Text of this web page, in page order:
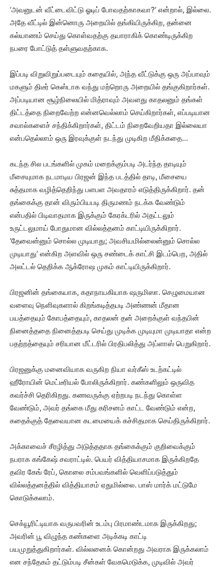
‘அவனுடன் வீட்டைவிட்டு ஓடிப் போவதற்காகவா?’ என்றால், இல்லை.
அதே வீட்டில் இன்னொரு அறையில் தங்கியிருக்கிற, தன்னை
கல்யாணம் செய்து கொள்வதற்கு தயாராகிக் கொண்டிருக்கிற
நபரை போட்டுத் தள்ளுவதற்காக.
இப்படி விறுவிறுப்படையும் கதையில், அந்த வீட்டுக்கு ஒரு அப்பாவும்
மகளும் திடீர் கெஸ்டாக வந்து மற்றொரு அறையில் தங்குகிறார்கள்.
அப்படியான சூழ்நிலையில் மித்ராவும் அவளது காதலனும் தங்கள்
திட்டத்தை நிறைவேற்ற என்னவெல்லாம் செய்கிறார்கள், எப்படியான
சவால்களைச் சந்திக்கிறார்கள், திட்டம் நிறைவேறியதா இல்லையா
என்பதெல்லாம் ஒரு இரவுக்குள் நடந்து முடிகிற மீதிக்கதை…
கடந்த சில படங்களில் முகம் மறைக்கும்படி அடர்ந்த தாடியும்
மீசையுமாக நடமாடிய பிரஜன் இந்த படத்தில் தாடி, மீசையை
சுத்தமாக வழித்தெறிந்து பளபள அவதாரம் எடுத்திருக்கிறார். தன்
தங்கைக்கு தான் விரும்பியபடி திருமணம் நடக்க வேண்டும்
என்பதில் பிடிவாதமாக இருக்கும் கேரக்டரில் அதட்டலும்
உருட்டலுமாய் போதுமான வில்லத்தனம் காட்டியிருக்கிறார்.
‘தேவைன்னும் சொல்ல முடியாது; அவசியமில்லைன்னும் சொல்ல
முடியாது’ என்கிற அளவில் ஒரு சண்டைக் காட்சி இடம்பெற, அதில்
அலட்டல் தெறிக்க ஆக்ரோஷ முகம் காட்டியிருக்கிறார்.
பிரஜனின் தங்கையாக, கதாநாயகியாக ஷருமிஸா. செழுமையான
வளைவு நெளிவுகளால் கிறங்கடித்தபடி அண்ணன் மீதான
பயத்தையும் கோபத்தையும், காதலன் தன் அறைக்குள் வந்தபின்
நினைத்ததை நினைத்தபடி செய்து முடிக்க முடியுமா முடியாதா என்ற
பதற்றத்தையும் சரியான மீட்டரில் பிரதிபலித்து அப்ளாஸ் பெறுகிறார்.
பிரஜனுக்கு மனைவியாக வருகிற நியா வர்கீஸ் உடற்கட்டில்
ஹீரோயின் மெட்டீரியல் போலிருக்கிறார். கண்களிலும் ஒருவித
கவர்ச்சி தெரிகிறது. கணவருக்கு ஏற்றபடி நடந்து கொள்ள
வேண்டும், அவர் தங்கை மீது கரிசனம் காட்ட வேண்டும் என்ற,
கதைக்குத் தேவையான கடமையைக் கச்சிதமாக செய்திருக்கிறார்.
அக்காவைச் சீரழித்து அடுத்ததாக தங்கைக்கும் குறிவைக்கும்
நபராக கங்கேஷ் சவராட்டில். பெயர் வித்தியாசமாக இருக்கிறதே
தவிர கேங் ரேப், கொலை சம்பவங்களில் வெளிப்படுத்தும்
வில்லத்தனத்தில் வித்தியாசம் ஏதுமில்லை. பாஸ் மார்க் மட்டுமே
கொடுக்கலாம்.
செக்யூரிட்டியாக வருபவரின் உடம்பு பிரமாண்டமாக இருக்கிறது;
அவரின் பூ விழுந்த கண்களை அடிக்கடி காட்டி
பயமுறுத்துகிறார்கள். வில்லனைக் கொன்றது அவராக இருக்கலாம்
என சந்தேகம் தட்டும்படி சீன்கள் வேகமெடுக்க, முடிவில் அவர்